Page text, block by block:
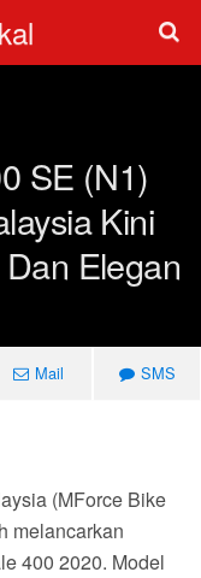
SE (N1)
Kini
Elegan
Mail SMS
(MForce Bike
melancarkan
400 2020. Model